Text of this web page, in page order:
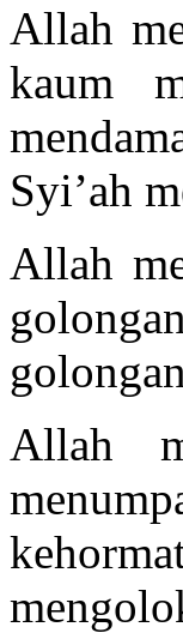
Allah
kaum
Syi’ah
Allah
Allah